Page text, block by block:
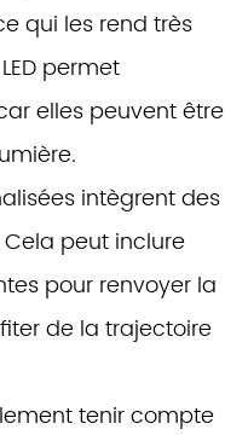
qui les rend très
permet
elles peuvent être
intègrent des
peut inclure
pour renvoyer la
de la trajectoire
tenir compte